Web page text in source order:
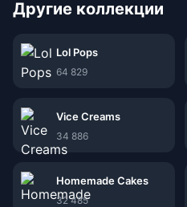
Другие коллекции
Lol Pops
64 829
Vice Creams
34 886
Homemade Cakes
32 485